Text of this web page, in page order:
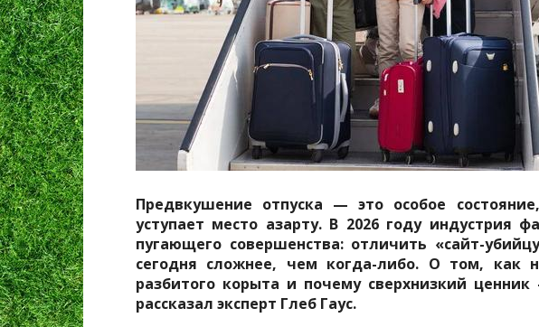
Предвкушение отпуска — это особое
уступает место азарту. В 2026 году индустрия
пугающего совершенства: отличить «сайт-
сегодня сложнее, чем когда-либо. О том, как
разбитого корыта и почему сверхнизкий
рассказал эксперт Глеб Гаус.